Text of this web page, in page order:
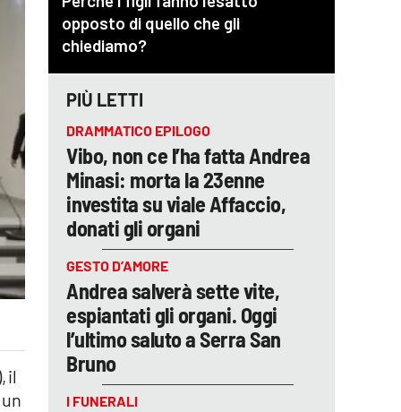
il
PIÙ LETTI
DRAMMATICO EPILOGO
Vibo, non ce l’ha fatta Andrea
Minasi: morta la 23enne
investita su viale Affaccio,
donati gli organi
GESTO D’AMORE
Andrea salverà sette vite,
espiantati gli organi. Oggi
l’ultimo saluto a Serra San
Bruno
I FUNERALI